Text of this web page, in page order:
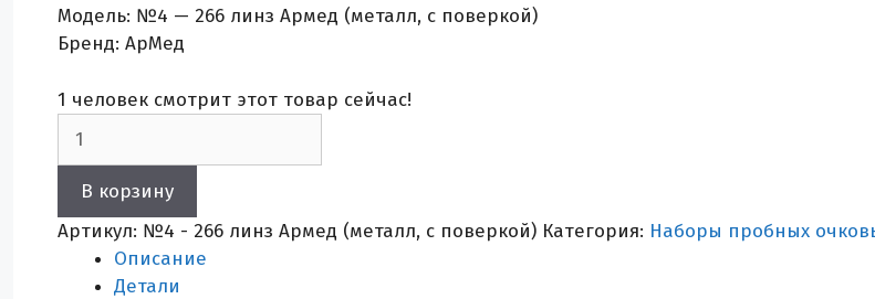
Модель: №4 — 266 линз Армед (металл, с поверкой)
Бренд: АрМед
1 человек смотрит этот товар сейчас!
товара
Набор
пробных
очковых
линз
В корзину
Артикул: №4 - 266 линз Армед (металл, с поверкой) Категория: Наборы пробных
Описание
Детали